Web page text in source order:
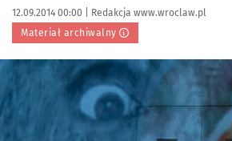
Data publikacji:
12.09.2014 00:00 | Autor:
Redakcja www.wroclaw.pl
Materiał archiwalny
Kliknij, aby powiększyć